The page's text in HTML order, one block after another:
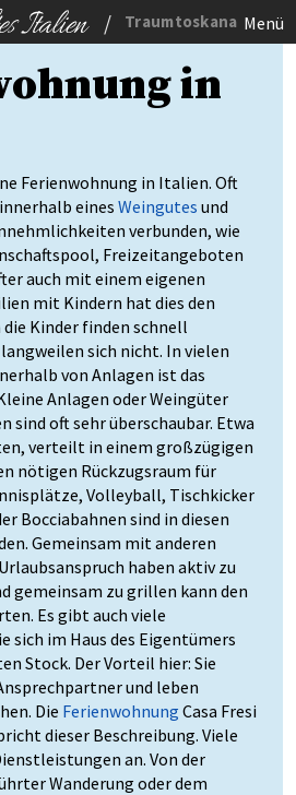
/ Traumtoskana Menü
in
Ferienwohnung in Italien. Oft
eines Weingutes und
verbunden, wie
Freizeitangeboten
auch mit einem eigenen
mit Kindern hat dies den
Kinder finden schnell
sich nicht. In vielen
von Anlagen ist das
Anlagen oder Weingüter
sind oft sehr überschaubar. Etwa
verteilt in einem großzügigen
nötigen Rückzugsraum für
Volleyball, Tischkicker
Bocciabahnen sind in diesen
Gemeinsam mit anderen
haben aktiv zu
gemeinsam zu grillen kann den
Es gibt auch viele
sich im Haus des Eigentümers
Stock. Der Vorteil hier: Sie
und leben
Die Ferienwohnung Casa Fresi
dieser Beschreibung. Viele
an. Von der
Wanderung oder dem